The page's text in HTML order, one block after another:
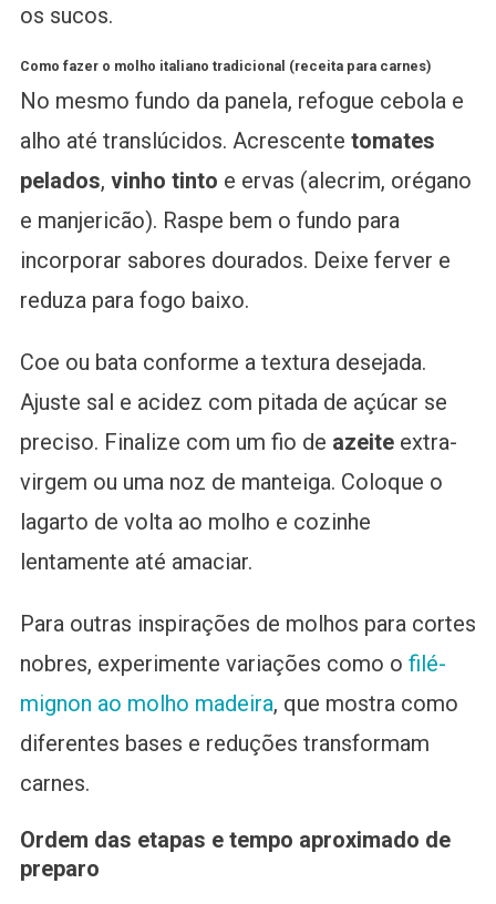
os sucos.
Como fazer o molho italiano tradicional (receita para carnes)
No mesmo fundo da panela, refogue cebola e
alho até translúcidos. Acrescente tomates
pelados, vinho tinto e ervas (alecrim, orégano
e manjericão). Raspe bem o fundo para
incorporar sabores dourados. Deixe ferver e
reduza para fogo baixo.
Coe ou bata conforme a textura desejada.
Ajuste sal e acidez com pitada de açúcar se
preciso. Finalize com um fio de azeiteextra-
virgem ou uma noz de manteiga. Coloque o
lagarto de volta ao molho e cozinhe
lentamente até amaciar.
Para outras inspirações de molhos para cortes
nobres, experimente variações como o filé-
mignon ao molho madeira, que mostra como
diferentes bases e reduções transformam
carnes.
Ordem das etapas e tempo aproximado de
preparo